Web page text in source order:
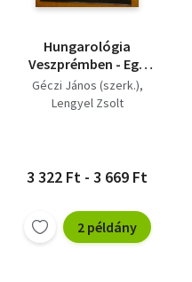
Hungarológia
Veszprémben - Egy
műhelytanácskozás
eredményei
Géczi János (szerk.)
Lengyel Zsolt
3 322 Ft - 3 669 Ft
2 példány